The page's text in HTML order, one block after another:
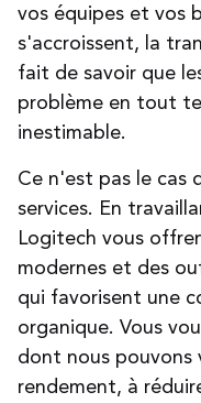
vos équipes et vos
s'accroissent, la
fait de savoir que
problème en tout
inestimable.
Ce n'est pas le cas
services. En
Logitech vous
modernes et des
qui favorisent une
organique. Vous
dont nous pouvons
rendement, à